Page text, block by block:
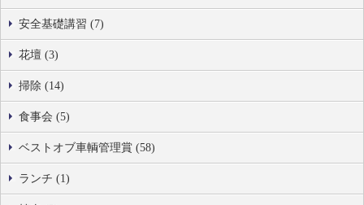
安全基礎講習 (7)
花壇 (3)
掃除 (14)
食事会 (5)
ベストオブ車輌管理賞 (58)
ランチ (1)